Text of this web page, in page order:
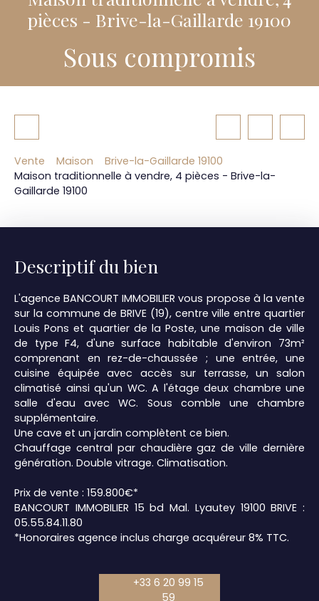
pièces - Brive-la-Gaillarde 19100
Sous compromis
Vente Maison
Brive-la-Gaillarde 19100
Maison traditionnelle à vendre, 4 pièces - Brive-la-
Gaillarde 19100
Descriptif du bien
L'agence BANCOURT IMMOBILIER vous propose à la vente
sur la commune de BRIVE (19), centre ville entre quartier
Louis Pons et quartier de la Poste, une maison de ville
de type F4, d'une surface habitable d'environ 73m²
comprenant en rez-de-chaussée ; une entrée, une
cuisine équipée avec accès sur terrasse, un salon
climatisé ainsi qu'un WC. A l'étage deux chambre une
salle d'eau avec WC. Sous comble une chambre
supplémentaire.
Une cave et un jardin complètent ce bien.
Chauffage central par chaudière gaz de ville dernière
génération. Double vitrage. Climatisation.
Prix de vente : 159.800€*
BANCOURT IMMOBILIER 15 bd Mal. Lyautey 19100 BRIVE :
05.55.84.11.80
*Honoraires agence inclus charge acquéreur 8% TTC.
+33 6 20 99 15
59